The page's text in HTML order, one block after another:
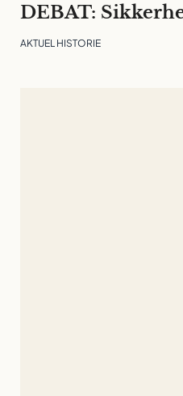
AKTUEL HISTORIE